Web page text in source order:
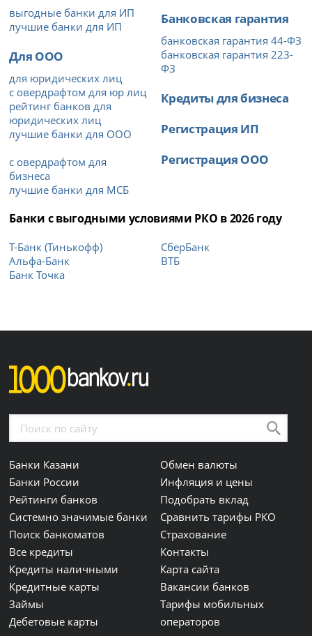
выгодные банки для ИП
лучшие банки для ИП
Для ООО
для юридических лиц
с овердрафтом для юр лиц
рейтинг банков для
юридических лиц
лучшие банки для ООО
с овердрафтом для
бизнеса
лучшие банки для МСБ
Банковская гарантия
банковская гарантия 44-ФЗ
банковская гарантия 223-
ФЗ
Кредиты для бизнеса
Регистрация ИП
Регистрация ООО
Банки с выгодными условиями РКО в 2026 году
Т-Банк (Тинькофф)
Альфа-Банк
Банк Точка
СберБанк
ВТБ
Банки Казани
Банки России
Рейтинги банков
Системно значимые банки
Поиск банкоматов
Все кредиты
Кредиты наличными
Кредитные карты
Займы
Дебетовые карты
Обмен валюты
Инфляция и цены
Подобрать вклад
Сравнить тарифы РКО
Страхование
Контакты
Карта сайта
Вакансии банков
Тарифы мобильных
операторов